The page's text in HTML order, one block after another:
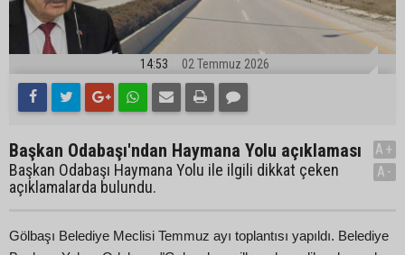
14:53 02 Temmuz 2026
Başkan Odabaşı'ndan Haymana Yolu açıklaması
Başkan Odabaşı Haymana Yolu ile ilgili dikkat çeken
açıklamalarda bulundu.
A+
A-
Gölbaşı Belediye Meclisi Temmuz ayı toplantısı yapıldı. Belediye